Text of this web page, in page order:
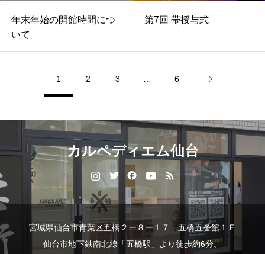
年末年始の開館時間につ
いて
第7回 帯授与式
1 2 3 6
カルペディエム仙台
宮城県仙台市青葉区五橋２ー８ー１７ 五橋五番館１Ｆ
仙台市地下鉄南北線「五橋駅」より徒歩約6分。